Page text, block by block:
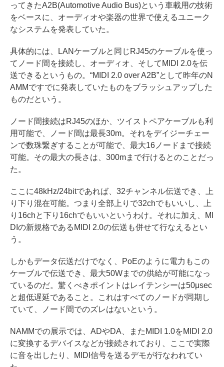
ってきたA2B(Automotive Audio Bus)という車載用の技術
をベースに、オーディオや楽器の世界で使えるユニーク
なシステムを発表していた。
具体的には、LANケーブルと同じRJ45のケーブルを使っ
てノード間を接続し、オーディオ、そしてMIDI 2.0を伝
送できるというもの。“MIDI 2.0 over A2B”として昨年のN
AMMですでに発表していたものをブラッシュアップした
ものだという。
ノード間接続はRJ45のほか、ツイストペアケーブルも利
用可能で、ノード間は最長30m。それをデイジーチェー
ンで数珠繋ぎすることが可能で、最大16ノードまで接続
可能。その最大の長さは、300mまで行けるとのことだっ
た。
ここに48kHz/24bitであれば、32チャンネル伝送でき、上
り下り混在可能。つまり全部上りで32chでもいいし、上
り16chと下り16chでもいいというわけ。それに加え、MI
DIの新規格であるMIDI 2.0の伝送も併せて行なえるとい
う。
しかもデータ伝送だけでなく、PoEのように電力もこの
ケーブルで伝送でき、最大50Wまでの供給が可能になっ
ているのだ。驚くべきポイントはレイテンシーは50μsec
と超低遅延であること。これはすべてのノードが同期し
ていて、ノード間でのズレはないという。
NAMMでの展示では、ADやDA、またMIDI 1.0をMIDI 2.0
に変換するデバイスなどが接続されており、ここで実際
に音を出したり、MIDI信号を送るデモが行なわれてい